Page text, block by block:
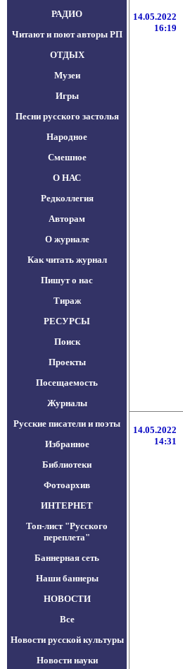
РАДИО
Читают и поют авторы РП
ОТДЫХ
Музеи
Игры
Песни русского застолья
Народное
Смешное
О НАС
Редколлегия
Авторам
О журнале
Как читать журнал
Пишут о нас
Тираж
РЕСУРСЫ
Поиск
Проекты
Посещаемость
Журналы
Русские писатели и поэты
Избранное
Библиотеки
Фотоархив
ИНТЕРНЕТ
Топ-лист "Русского
переплета"
Баннерная сеть
Наши баннеры
НОВОСТИ
Все
Новости русской культуры
Новости науки
14.05.2022
16:19
14.05.2022
14:31